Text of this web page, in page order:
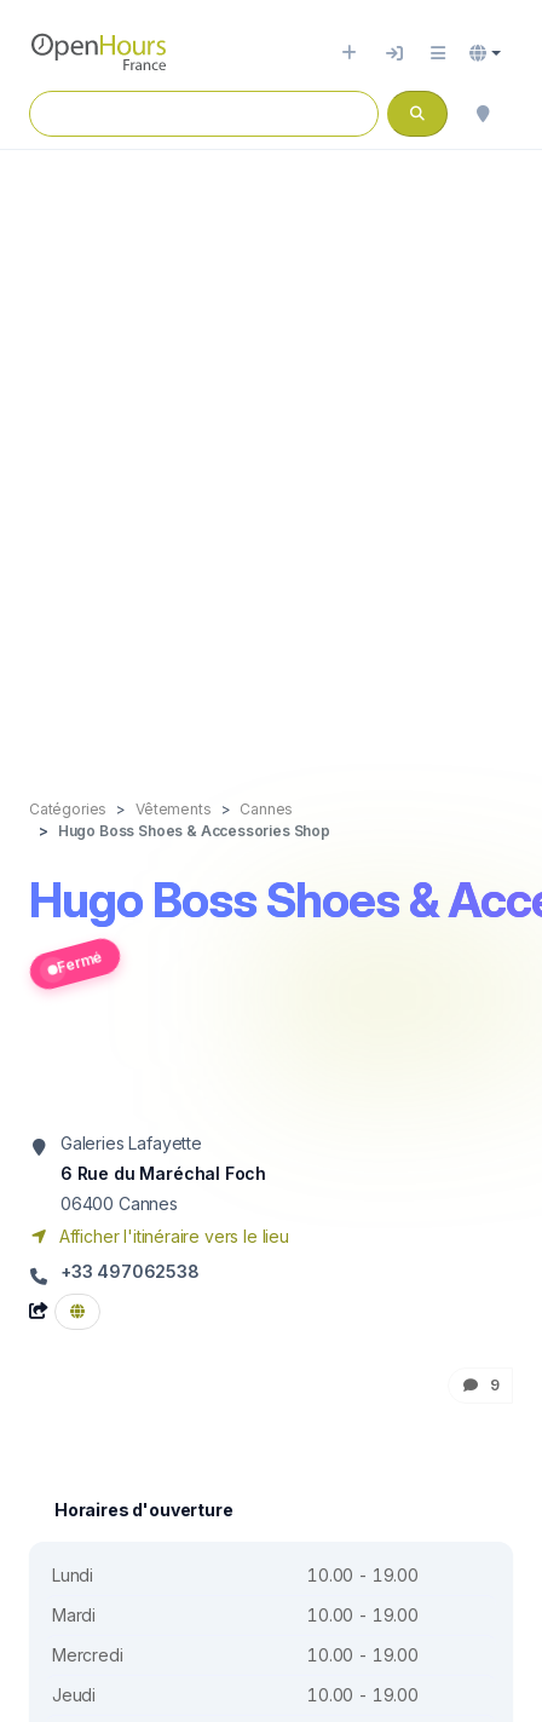
Catégories Vêtements
Cannes
Hugo Boss Shoes & Accessories Shop
Hugo Boss Shoes &
Fermé
Galeries Lafayette
6 Rue du Maréchal Foch
06400 Cannes
Afficher l'itinéraire vers le lieu
+33 497062538
9
Horaires d'ouverture
Lundi
10.00 - 19.00
Mardi
10.00 - 19.00
Mercredi
10.00 - 19.00
Jeudi
10.00 - 19.00